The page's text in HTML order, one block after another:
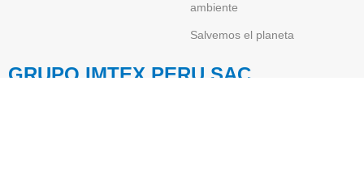
ambiente
Salvemos el planeta
GRUPO IMTEX PERU SAC